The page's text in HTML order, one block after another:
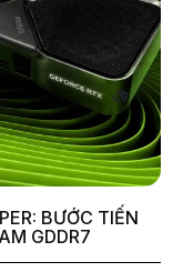
BƯỚC TIẾN
GDDR7